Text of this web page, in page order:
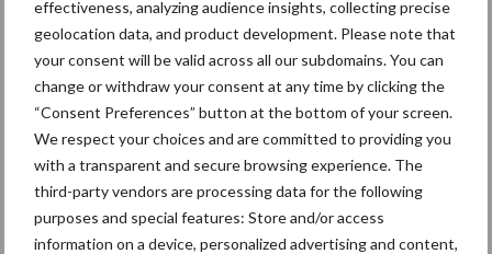
effectiveness, analyzing audience insights, collecting precise
geolocation data, and product development. Please note that
your consent will be valid across all our subdomains. You can
change or withdraw your consent at any time by clicking the
“Consent Preferences” button at the bottom of your screen.
We respect your choices and are committed to providing you
with a transparent and secure browsing experience. The
third-party vendors are processing data for the following
purposes and special features: Store and/or access
information on a device, personalized advertising and content,
Themapagina's
Diergezondheid Bemesting Fokkerij